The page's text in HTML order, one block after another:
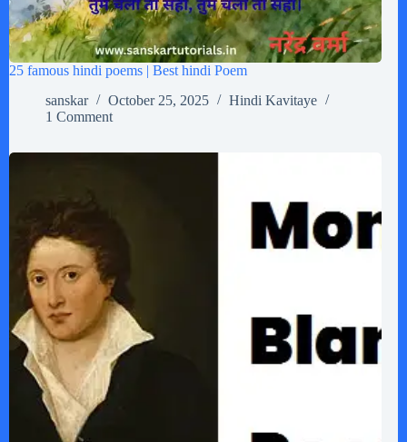
25 famous hindi poems | Best hindi Poem
sanskar
October 25, 2025
Hindi Kavitaye
1 Comment